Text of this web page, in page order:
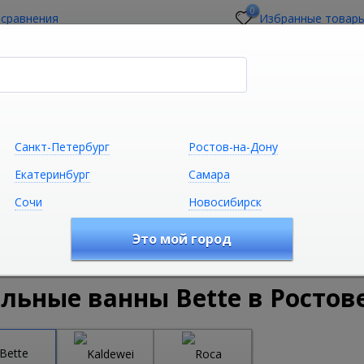
0 Избранные
Сантехника Климатическая
Ванны Стальные ванны Стальные ванны
ванны Bette в
Санкт-Петербург
Ростов-на-Дону
Екатеринбург
Самара
Сочи
Новосибирск
Это мой город